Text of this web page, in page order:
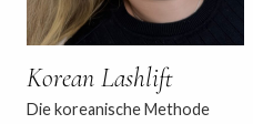
Korean Lashlift
Die koreanische Methode